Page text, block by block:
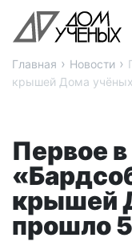
Главная › Новости ›
крышей Дома
Первое
крышей
прошло